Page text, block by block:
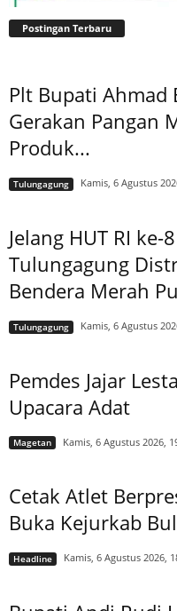
Postingan Terbaru
Plt Bupati Ahmad
Gerakan Pangan
Produk...
Tulungagung Kamis, 6 Agustus
Jelang HUT RI ke-
Tulungagung
Bendera Merah
Tulungagung Kamis, 6 Agustus
Pemdes Jajar
Upacara Adat
Magetan Kamis, 6 Agustus 2026,
Cetak Atlet
Buka Kejurkab
Headline Kamis, 6 Agustus 2026,